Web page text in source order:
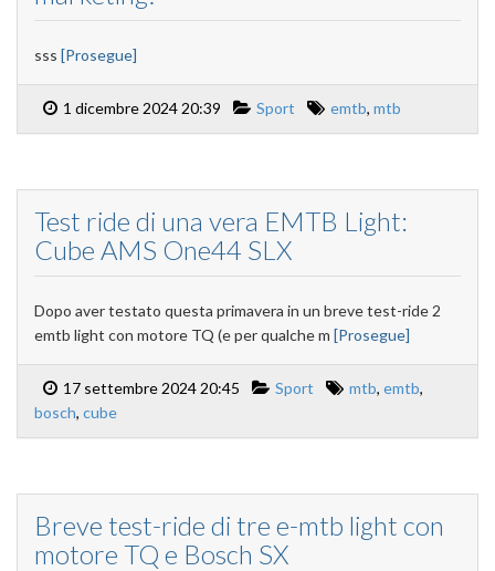
sss [Prosegue]
1 dicembre 2024 20:39 Sport emtb, mtb
Test ride di una vera EMTB Light:
Cube AMS One44 SLX
Dopo aver testato questa primavera in un breve test-ride 2
emtb light con motore TQ (e per qualche m [Prosegue]
17 settembre 2024 20:45 Sport mtb, emtb,
bosch, cube
Breve test-ride di tre e-mtb light con
motore TQ e Bosch SX